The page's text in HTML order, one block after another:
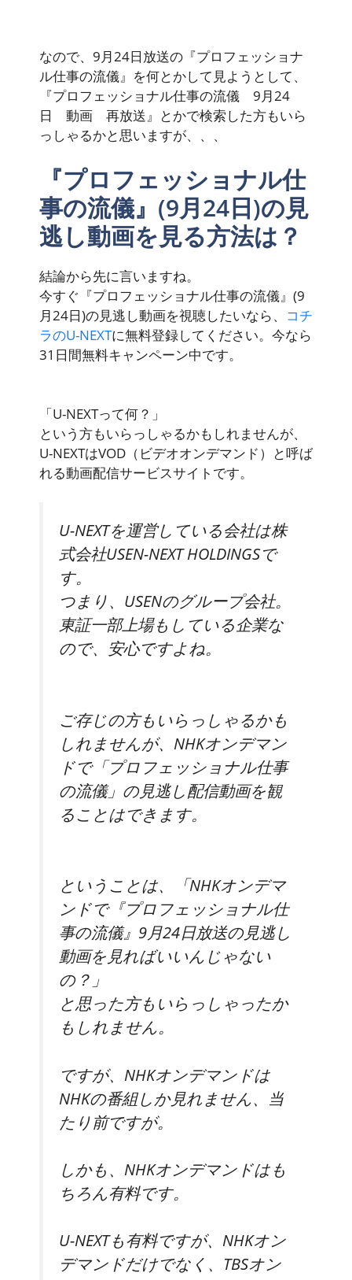
なので、9月24日放送の『プロフェッショナ
ル仕事の流儀』を何とかして見ようとして、
『プロフェッショナル仕事の流儀 9月24
日 動画 再放送』とかで検索した方もいら
っしゃるかと思いますが、、、
『プロフェッショナル仕
事の流儀』(9月24日)の見
逃し動画を見る方法は？
結論から先に言いますね。
今すぐ『プロフェッショナル仕事の流儀』(9
月24日)の見逃し動画を視聴したいなら、 コチ
ラのU-NEXTに無料登録してください。 今なら
31日間無料キャンペーン中です。
「U-NEXTって何？」
という方もいらっしゃるかもしれませんが、
U-NEXTはVOD（ビデオオンデマンド）と呼ば
れる動画配信サービスサイトです。
U-NEXTを運営している会社は株
式会社USEN-NEXT HOLDINGSで
す。
つまり、USENのグループ会社。
東証一部上場もしている企業な
ので、安心ですよね。
ご存じの方もいらっしゃるかも
しれませんが、NHKオンデマン
ドで「プロフェッショナル仕事
の流儀」の見逃し配信動画を観
ることはできます。
ということは、「NHKオンデマ
ンドで『プロフェッショナル仕
事の流儀』9月24日放送の見逃し
動画を見ればいいんじゃない
の？」
と思った方もいらっしゃったか
もしれません。
ですが、NHKオンデマンドは
NHKの番組しか見れません、当
たり前ですが。
しかも、NHKオンデマンドはも
ちろん有料です。
U-NEXTも有料ですが、NHKオン
デマンドだけでなく、TBSオン